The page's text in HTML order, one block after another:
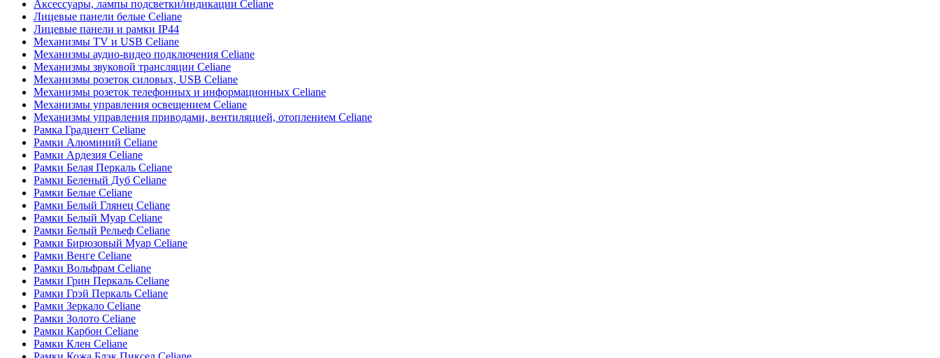
Аксессуары, лампы подсветки/индикации Celiane
Лицевые панели белые Celiane
Лицевые панели и рамки IP44
Механизмы TV и USB Celiane
Механизмы аудио-видео подключения Celiane
Механизмы звуковой трансляции Celiane
Механизмы розеток силовых, USB Celiane
Механизмы розеток телефонных и информационных Celiane
Механизмы управления освещением Celiane
Механизмы управления приводами, вентиляцией, отоплением Celiane
Рамка Градиент Celiane
Рамки Алюминий Celiane
Рамки Ардезия Celiane
Рамки Белая Перкаль Celiane
Рамки Беленый Дуб Celiane
Рамки Белые Celiane
Рамки Белый Глянец Celiane
Рамки Белый Муар Celiane
Рамки Белый Рельеф Celiane
Рамки Бирюзовый Муар Celiane
Рамки Венге Celiane
Рамки Вольфрам Celiane
Рамки Грин Перкаль Celiane
Рамки Грэй Перкаль Celiane
Рамки Зеркало Celiane
Рамки Золото Celiane
Рамки Карбон Celiane
Рамки Клен Celiane